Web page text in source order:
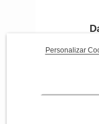
Pinot Meunier %
Personalizar